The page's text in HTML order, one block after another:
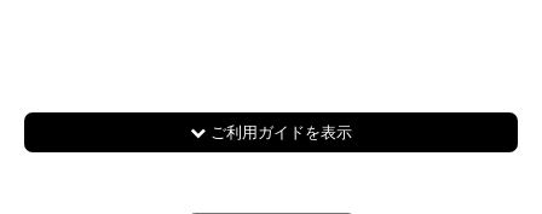
ご利用ガイドを表示